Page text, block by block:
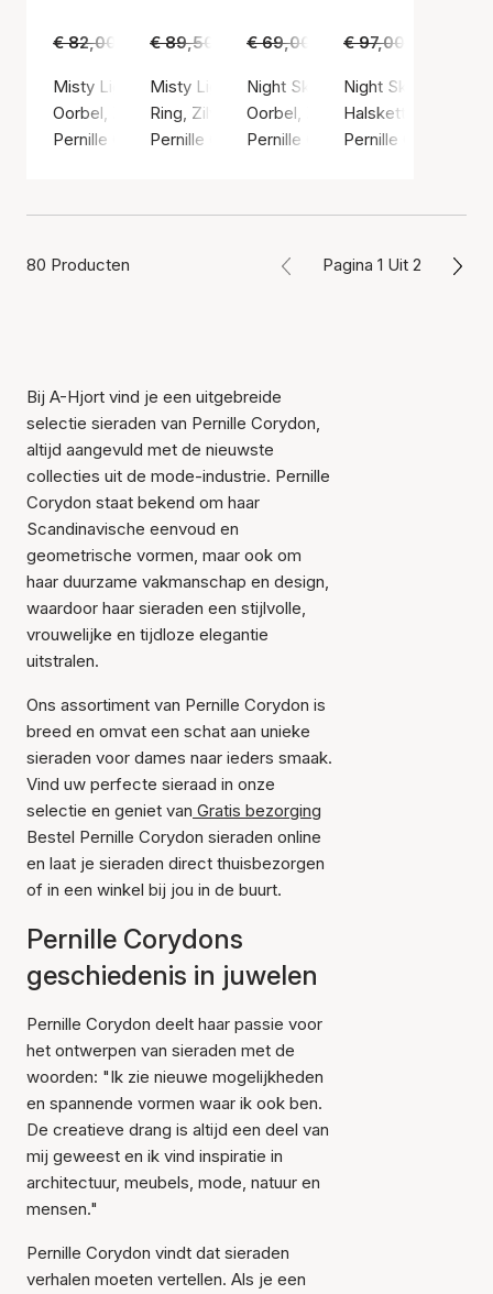
€ 82,00 € 49,00
Misty Light Earrings
Oorbel, Zilvere kleur / Sterling zilver 925
Pernille Corydon
€ 89,50 € 55,00
Misty Light Ring
Ring, Zilvere kleur / Sterling zilver 925
Pernille Corydon
€ 69,00 € 45,00
Night Sky Earrings
Oorbel, Zilvere kleur / Sterling
Pernille Corydon
€ 97,00
Night Sky Necklace
Halsketting,
Pernille Corydon
80 Producten Pagina 1 Uit 2
Bij A-Hjort vind je een uitgebreide
selectie sieraden van Pernille Corydon,
altijd aangevuld met de nieuwste
collecties uit de mode-industrie. Pernille
Corydon staat bekend om haar
Scandinavische eenvoud en
geometrische vormen, maar ook om
haar duurzame vakmanschap en design,
waardoor haar sieraden een stijlvolle,
vrouwelijke en tijdloze elegantie
uitstralen.
Ons assortiment van Pernille Corydon is
breed en omvat een schat aan unieke
sieraden voor dames naar ieders smaak.
Vind uw perfecte sieraad in onze
selectie en geniet van Gratis bezorging
Bestel Pernille Corydon sieraden online
en laat je sieraden direct thuisbezorgen
of in een winkel bij jou in de buurt.
Pernille Corydons
geschiedenis in juwelen
Pernille Corydon deelt haar passie voor
het ontwerpen van sieraden met de
woorden: "Ik zie nieuwe mogelijkheden
en spannende vormen waar ik ook ben.
De creatieve drang is altijd een deel van
mij geweest en ik vind inspiratie in
architectuur, meubels, mode, natuur en
mensen."
Pernille Corydon vindt dat sieraden
verhalen moeten vertellen. Als je een